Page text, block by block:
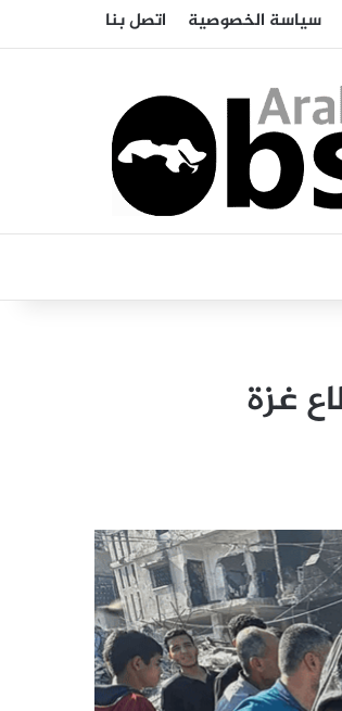
سياسة الخصوصية اتصل بنا